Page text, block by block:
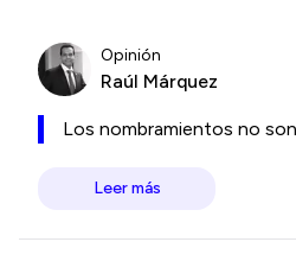
Opinión
Raúl Márquez
Los nombramientos no
Leer más